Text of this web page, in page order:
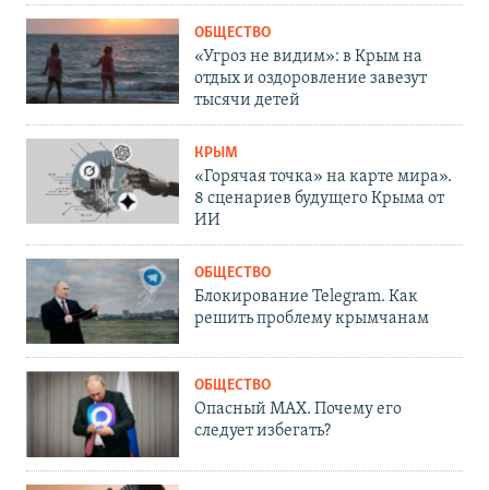
ОБЩЕСТВО
«Угроз не видим»: в Крым на
отдых и оздоровление завезут
тысячи детей
КРЫМ
«Горячая точка» на карте мира».
8 сценариев будущего Крыма от
ИИ
ОБЩЕСТВО
Блокирование Telegram. Как
решить проблему крымчанам
ОБЩЕСТВО
Опасный MAX. Почему его
следует избегать?